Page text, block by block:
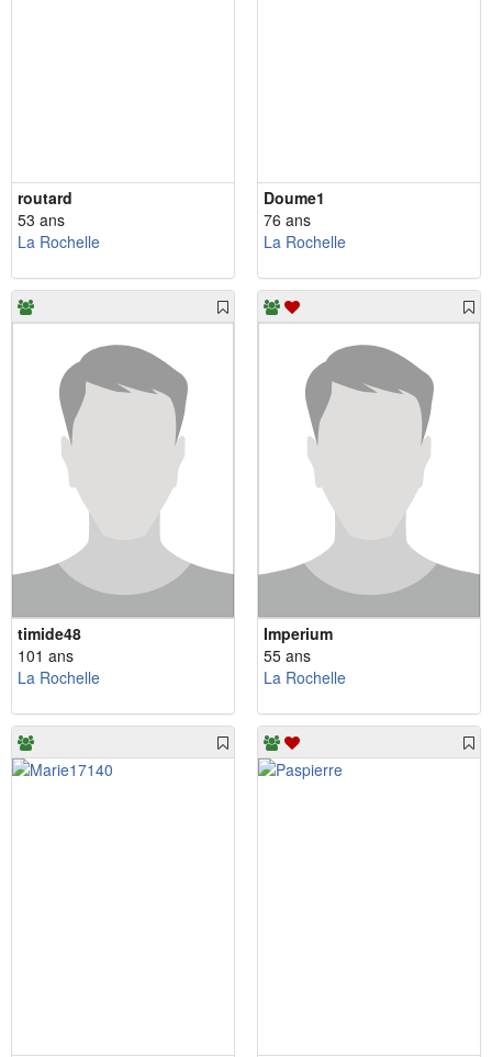
routard
53 ans
La Rochelle
Doume1
76 ans
La Rochelle
timide48
101 ans
La Rochelle
Imperium
55 ans
La Rochelle